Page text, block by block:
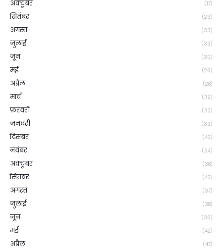
अक्टूबर (17)
सितंबर (23)
अगस्त (33)
जुलाई (33)
जून (30)
मई (26)
अप्रैल (28)
मार्च (39)
फ़रवरी (32)
जनवरी (33)
दिसंबर (42)
नवंबर (34)
अक्टूबर (38)
सितंबर (42)
अगस्त (37)
जुलाई (38)
जून (36)
मई (42)
अप्रैल (47)